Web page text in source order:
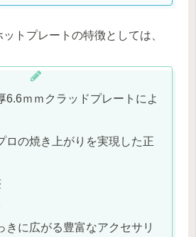
トプレートの特徴としては、
6.6ｍｍクラッドプレートによ
ロの焼き上がりを実現した正
きに広がる豊富なアクセサリ